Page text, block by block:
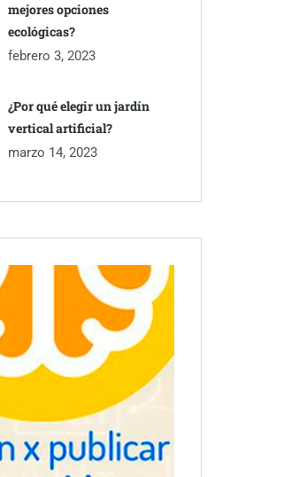
mejores opciones
ecológicas?
febrero 3, 2023
¿Por qué elegir un jardín
vertical artificial?
marzo 14, 2023